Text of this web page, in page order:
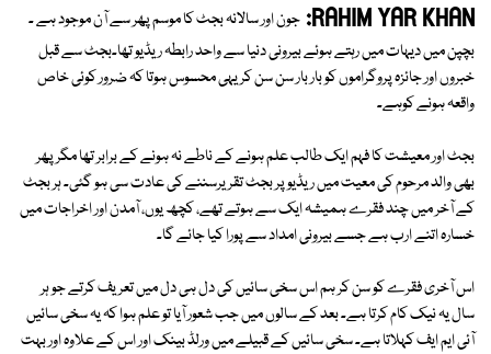
RAHIM YAR KHAN: جون اور سالانہ بجٹ کا موسم پھر سے آن موجود ہے ۔
بچپن میں دیہات میں رہتے ہوئے بیرونی دنیا سے واحد رابطہ ریڈیو تھا۔بجٹ سے قبل
خبروں اور جائزہ پروگراموں کو بار بار سن سن کر یہی محسوس ہوتا کہ ضرور کوئی خاص
واقعہ ہونے کوہے۔
بجٹ اور معیشت کا فہم ایک طالب علم ہونے کے ناطے نہ ہونے کے برابر تھا مگر پھر
بھی والد مرحوم کی معیت میں ریڈیو پر بجٹ تقریرسننے کی عادت سی ہو گئی۔ ہر بجٹ
کے آخر میں چند فقرے ہمیشہ ایک سے ہوتے تھے، کچھ یوں، آمدن اور اخراجات میں
خسارہ اتنے ارب ہے جسے بیرونی امداد سے پورا کیا جائے گا۔
اس آخری فقرے کو سن کر ہم اس سخی سائیں کی دل ہی دل میں تعریف کرتے جو ہر
سال یہ نیک کام کرتا ہے۔ بعد کے سالوں میں جب شعور آیا تو علم ہوا کہ یہ سخی سائیں
آئی ایم ایف کہلاتا ہے۔ سخی سائیں کے قبیلے میں ورلڈ بینک اور اس کے علاوہ اور بہت